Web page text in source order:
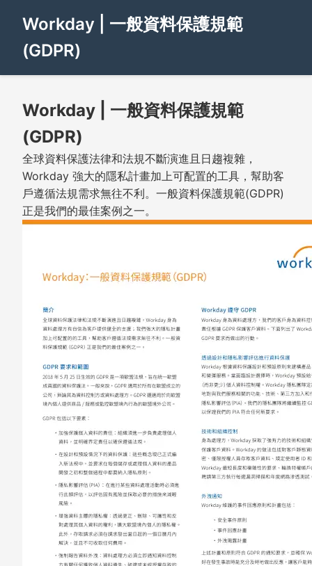
Workday | 一般資料保護規範
(GDPR)
Workday | 一般資料保護規範
(GDPR)
全球資料保護法律和法規不斷演進且日趨複雜，
Workday 強大的隱私計畫加上可配置的工具，幫助客
戶遵循法規需求無往不利。一般資料保護規範(GDPR)
正是我們的最佳案例之一。